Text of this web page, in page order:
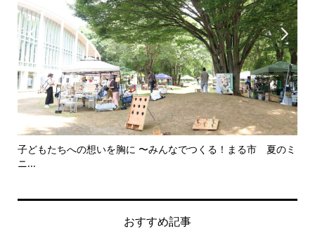

子どもたちへの想いを胸に 〜みんなでつくる！まる市 夏のミ
ニ...

おすすめ記事